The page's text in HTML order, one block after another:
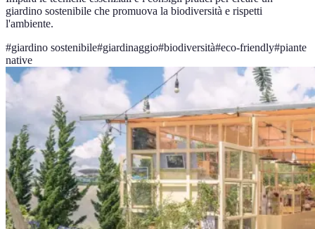
giardino sostenibile che promuova la biodiversità e rispetti
l'ambiente.
#giardino sostenibile#giardinaggio#biodiversità#eco-friendly#piante
native